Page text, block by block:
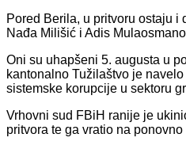
Pored Berila, u pritvoru ostaju i
Nađa Milišić i Adis
Oni su uhapšeni 5. augusta u
kantonalno Tužilaštvo je
sistemske korupcije u sektoru
Vrhovni sud FBiH ranije je
pritvora te ga vratio na